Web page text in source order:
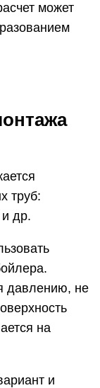
может
труб:
др.
давлению, не
на
и